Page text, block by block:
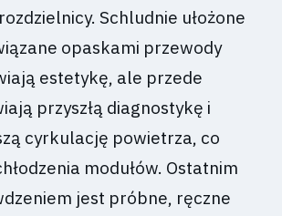
Schludnie ułożone
opaskami przewody
estetykę, ale przede
przyszłą diagnostykę i
cyrkulację powietrza, co
modułów. Ostatnim
jest próbne, ręczne